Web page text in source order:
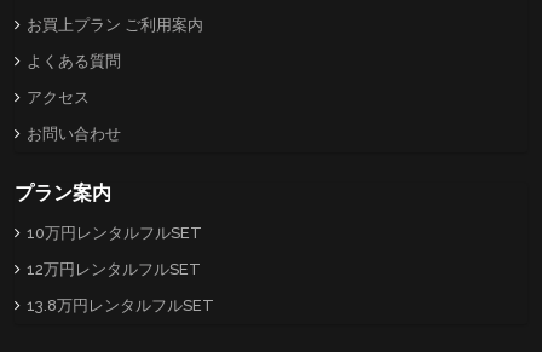
お買上プラン ご利用案内
よくある質問
アクセス
お問い合わせ
プラン案内
10万円レンタルフルSET
12万円レンタルフルSET
13.8万円レンタルフルSET